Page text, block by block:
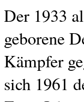
Der 1933
geborene
Kämpfer
sich 1961